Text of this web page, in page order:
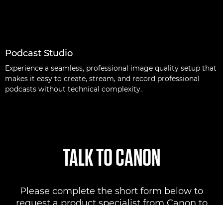
Podcast Studio
Experience a seamless, professional image quality setup that
makes it easy to create, stream, and record professional
podcasts without technical complexity.
TALK TO CANON
Please complete the short form below to